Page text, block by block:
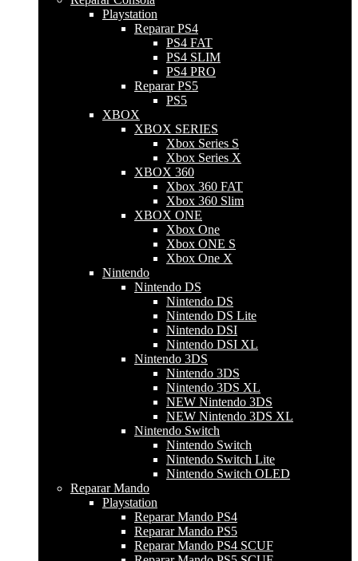
Playstation
Reparar PS4
PS4 FAT
PS4 SLIM
PS4 PRO
Reparar PS5
PS5
XBOX
XBOX SERIES
Xbox Series S
Xbox Series X
XBOX 360
Xbox 360 FAT
Xbox 360 Slim
XBOX ONE
Xbox One
Xbox ONE S
Xbox One X
Nintendo
Nintendo DS
Nintendo DS
Nintendo DS Lite
Nintendo DSI
Nintendo DSI XL
Nintendo 3DS
Nintendo 3DS
Nintendo 3DS XL
NEW Nintendo 3DS
NEW Nintendo 3DS XL
Nintendo Switch
Nintendo Switch
Nintendo Switch Lite
Nintendo Switch OLED
Reparar Mando
Playstation
Reparar Mando PS4
Reparar Mando PS5
Reparar Mando PS4 SCUF